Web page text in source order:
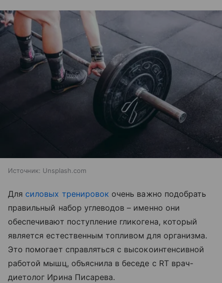
Источник: Unsplash.com
Для силовых тренировок очень важно подобрать
правильный набор углеводов – именно они
обеспечивают поступление гликогена, который
является естественным топливом для организма.
Это помогает справляться с высокоинтенсивной
работой мышц, объяснила в беседе с RT врач-
диетолог Ирина Писарева.